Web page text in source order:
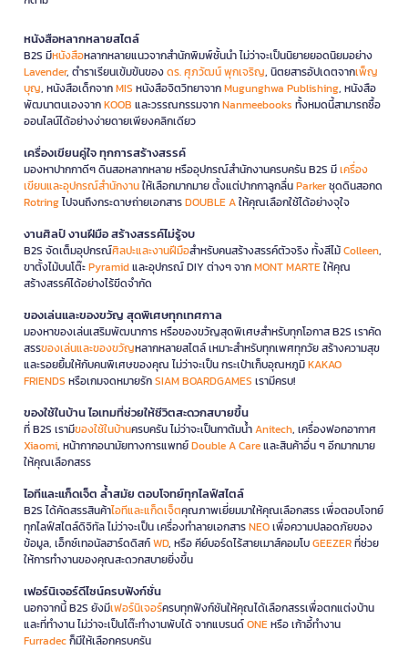
หนังสือหลากหลายสไตล์
B2S มีหนังสือหลากหลายแนวจากสำนักพิมพ์ชั้นนำ ไม่ว่าจะเป็นนิยายยอดนิยมอย่าง
Lavender, ตำราเรียนเข้มข้นของดร. ศุภวัฒน์ พุกเจริญ, นิตยสารอัปเดตจากเพ็ญ
บุญ, หนังสือเด็กจากMIS หนังสือจิตวิทยาจากMugunghwa Publishing, หนังสือ
พัฒนาตนเองจากKOOB และวรรณกรรมจากNanmeebooks ทั้งหมดนี้สามารถซื้อ
ออนไลน์ได้อย่างง่ายดายเพียงคลิกเดียว
เครื่องเขียนคู่ใจ ทุกการสร้างสรรค์
มองหาปากกาดีๆ ดินสอหลากหลาย หรืออุปกรณ์สำนักงานครบครัน B2S มีเครื่อง
เขียนและอุปกรณ์สำนักงานให้เลือกมากมาย ตั้งแต่ปากกาลูกลื่นParkerชุดดินสอกด
Rotringไปจนถึงกระดาษถ่ายเอกสารDOUBLE Aให้คุณเลือกใช้ได้อย่างจุใจ
งานศิลป์ งานฝีมือ สร้างสรรค์ไม่รู้จบ
B2S จัดเต็มอุปกรณ์ศิลปะและงานฝีมือสำหรับคนสร้างสรรค์ตัวจริง ทั้งสีไม้Colleen,
ขาตั้งไม้บนโต๊ะPyramidและอุปกรณ์ DIY ต่างๆ จากMONT MARTEให้คุณ
สร้างสรรค์ได้อย่างไร้ขีดจำกัด
ของเล่นและของขวัญ สุดพิเศษทุกเทศกาล
มองหาของเล่นเสริมพัฒนาการ หรือของขวัญสุดพิเศษสำหรับทุกโอกาส B2S เราคัด
สรรของเล่นและของขวัญหลากหลายสไตล์ เหมาะสำหรับทุกเพศทุกวัย สร้างความสุข
และรอยยิ้มให้กับคนพิเศษของคุณ ไม่ว่าจะเป็น กระเป๋าเก็บอุณหภูมิKAKAO
FRIENDS หรือเกมจดหมายรักSIAM BOARDGAMES เรามีครบ!
ของใช้ในบ้าน ไอเทมที่ช่วยให้ชีวิตสะดวกสบายขึ้น
ที่ B2S เรามีของใช้ในบ้านครบครัน ไม่ว่าจะเป็นกาต้มน้ำAnitech, เครื่องฟอกอากาศ
Xiaomi, หน้ากากอนามัยทางการแพทย์Double A Careและสินค้าอื่น ๆ อีกมากมาย
ให้คุณเลือกสรร
ไอทีและแก็ดเจ็ต ล้ำสมัย ตอบโจทย์ทุกไลฟ์สไตล์
B2S ได้คัดสรรสินค้าไอทีและแก็ดเจ็ตคุณภาพเยี่ยมมาให้คุณเลือกสรร เพื่อตอบโจทย์
ทุกไลฟ์สไตล์ดิจิทัล ไม่ว่าจะเป็น เครื่องทำลายเอกสารNEOเพื่อความปลอดภัยของ
ข้อมูล, เอ็กซ์เทอนัลฮาร์ดดิสก์WD, หรือ คีย์บอร์ดไร้สายเมาส์คอมโบGEEZERที่ช่วย
ให้การทำงานของคุณสะดวกสบายยิ่งขึ้น
เฟอร์นิเจอร์ดีไซน์ครบฟังก์ชั่น
นอกจากนี้ B2S ยังมีเฟอร์นิเจอร์ครบทุกฟังก์ชันให้คุณได้เลือกสรรเพื่อตกแต่งบ้าน
และที่ทำงาน ไม่ว่าจะเป็นโต๊ะทำงานพับได้ จากแบรนด์ONEหรือ เก้าอี้ทำงาน
Furradecก็มีให้เลือกครบครัน